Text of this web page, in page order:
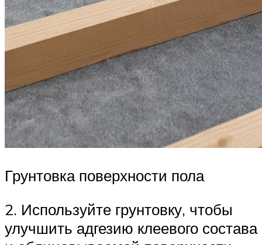
Грунтовка поверхности пола
2. Используйте грунтовку, чтобы
улучшить адгезию клеевого состава